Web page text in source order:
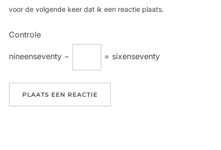
voor de volgende keer dat ik een reactie plaats.
Controle
nineenseventy − = sixenseventy